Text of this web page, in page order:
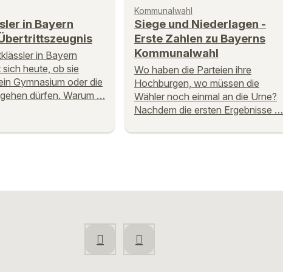
in Bayern
in Bayern
heute, ob sie
Gymnasium oder die
dürfen. Warum …
Kommunalwahl
Siege und Niederlagen -
Erste Zahlen zu Bayerns
Kommunalwahl
Wo haben die Parteien ihre
Hochburgen, wo müssen die
Wähler noch einmal an die Urne?
Nachdem die ersten Ergebnisse …